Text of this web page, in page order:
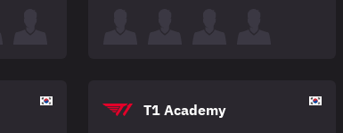
T1 Academy